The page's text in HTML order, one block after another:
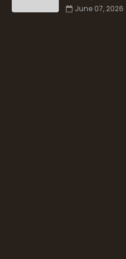
June 07, 2026